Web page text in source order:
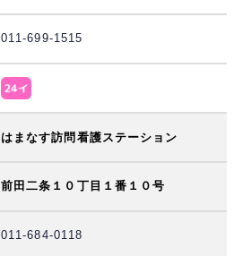
011-699-1515
はまなす訪問看護ステーション
前田二条１０丁目１番１０号
011-684-0118